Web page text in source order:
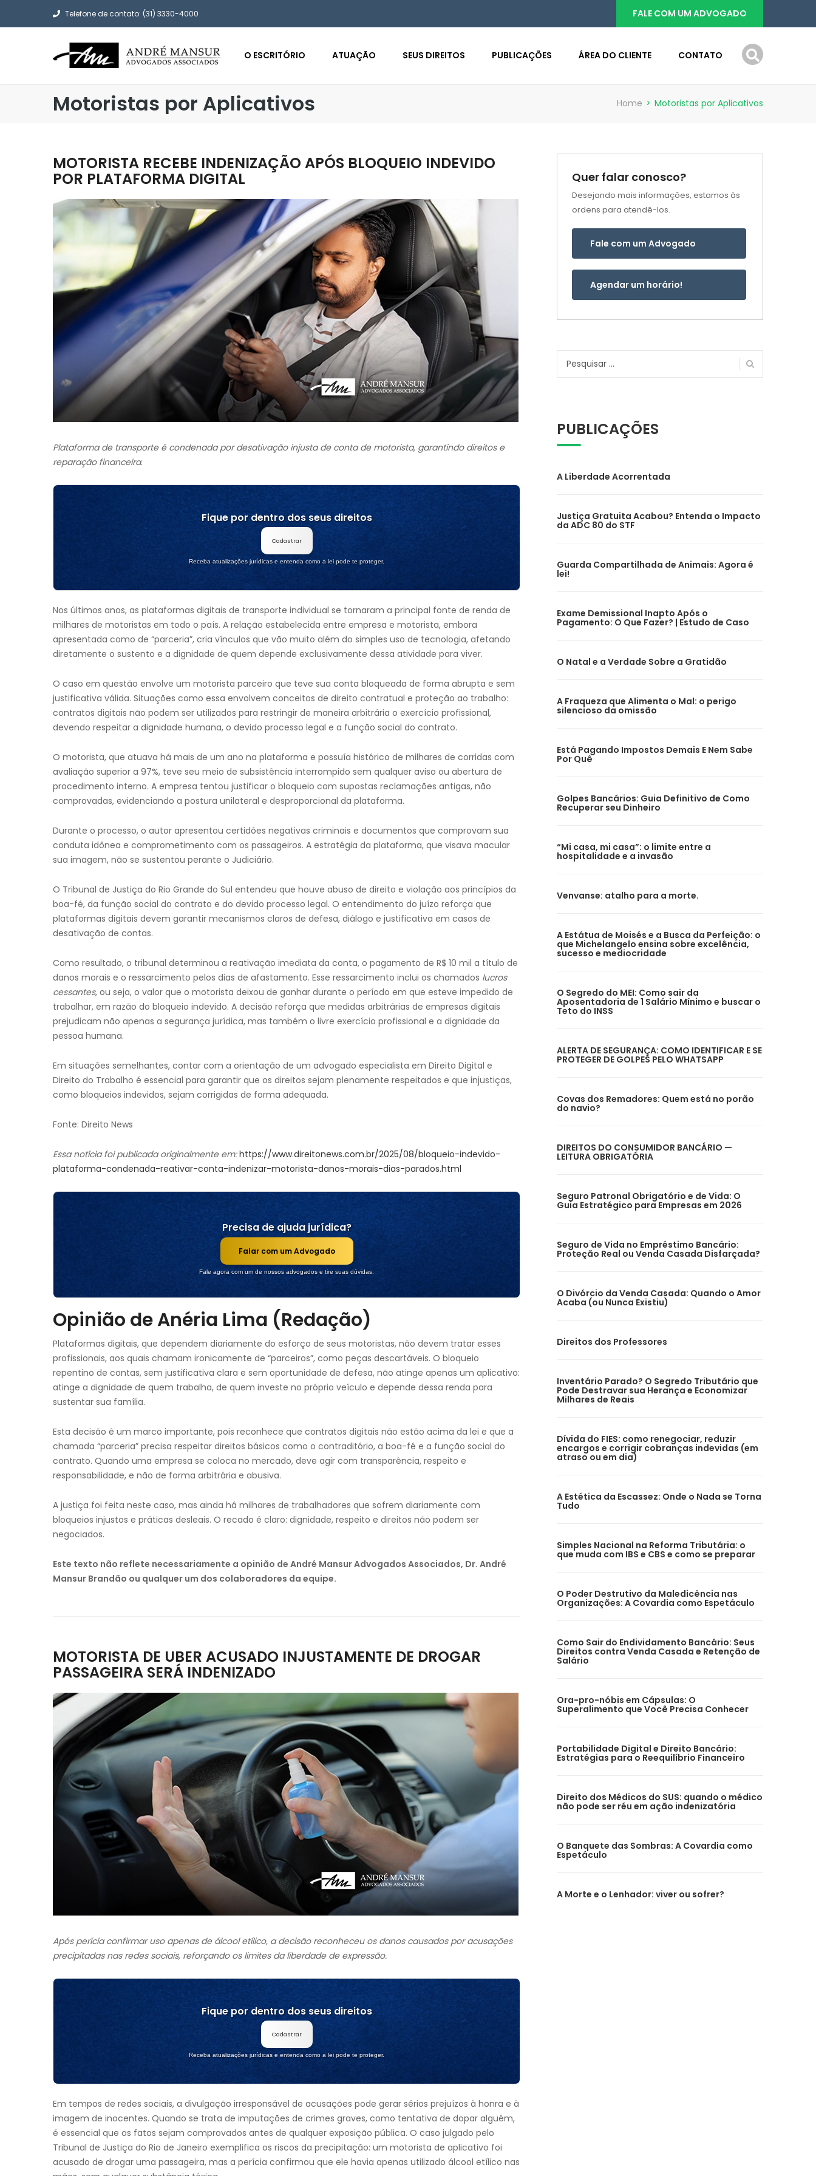
Telefone de contato: (31) 3330-4000 FALE COM UM ADVOGADO
O ESCRITÓRIO ATUAÇÃO SEUS DIREITOS PUBLICAÇÕES ÁREA DO CLIENTE CONTATO
Motoristas por Aplicativos Home > Motoristas por Aplicativos
MOTORISTA RECEBE INDENIZAÇÃO APÓS BLOQUEIO INDEVIDO
POR PLATAFORMA DIGITAL
Plataforma de transporte é condenada por desativação injusta de conta de motorista, garantindo direitos e
reparação financeira.
Fique por dentro dos seus direitos
Cadastrar
Receba atualizações jurídicas e entenda como a lei pode te proteger.
Nos últimos anos, as plataformas digitais de transporte individual se tornaram a principal fonte de renda de
milhares de motoristas em todo o país. A relação estabelecida entre empresa e motorista, embora
apresentada como de “parceria”, cria vínculos que vão muito além do simples uso de tecnologia, afetando
diretamente o sustento e a dignidade de quem depende exclusivamente dessa atividade para viver.
O caso em questão envolve um motorista parceiro que teve sua conta bloqueada de forma abrupta e sem
justificativa válida. Situações como essa envolvem conceitos de direito contratual e proteção ao trabalho:
contratos digitais não podem ser utilizados para restringir de maneira arbitrária o exercício profissional,
devendo respeitar a dignidade humana, o devido processo legal e a função social do contrato.
O motorista, que atuava há mais de um ano na plataforma e possuía histórico de milhares de corridas com
avaliação superior a 97%, teve seu meio de subsistência interrompido sem qualquer aviso ou abertura de
procedimento interno. A empresa tentou justificar o bloqueio com supostas reclamações antigas, não
comprovadas, evidenciando a postura unilateral e desproporcional da plataforma.
Durante o processo, o autor apresentou certidões negativas criminais e documentos que comprovam sua
conduta idônea e comprometimento com os passageiros. A estratégia da plataforma, que visava macular
sua imagem, não se sustentou perante o Judiciário.
O Tribunal de Justiça do Rio Grande do Sul entendeu que houve abuso de direito e violação aos princípios da
boa-fé, da função social do contrato e do devido processo legal. O entendimento do juízo reforça que
plataformas digitais devem garantir mecanismos claros de defesa, diálogo e justificativa em casos de
desativação de contas.
Como resultado, o tribunal determinou a reativação imediata da conta, o pagamento de R$ 10 mil a título de
danos morais e o ressarcimento pelos dias de afastamento. Esse ressarcimento inclui os chamados lucros
cessantes, ou seja, o valor que o motorista deixou de ganhar durante o período em que esteve impedido de
trabalhar, em razão do bloqueio indevido. A decisão reforça que medidas arbitrárias de empresas digitais
prejudicam não apenas a segurança jurídica, mas também o livre exercício profissional e a dignidade da
pessoa humana.
Em situações semelhantes, contar com a orientação de um advogado especialista em Direito Digital e
Direito do Trabalho é essencial para garantir que os direitos sejam plenamente respeitados e que injustiças,
como bloqueios indevidos, sejam corrigidas de forma adequada.
Fonte: Direito News
Essa notícia foi publicada originalmente em: https://www.direitonews.com.br/2025/08/bloqueio-indevido-
plataforma-condenada-reativar-conta-indenizar-motorista-danos-morais-dias-parados.html
Precisa de ajuda jurídica?
Falar com um Advogado
Fale agora com um de nossos advogados e tire suas dúvidas.
Opinião de Anéria Lima (Redação)
Plataformas digitais, que dependem diariamente do esforço de seus motoristas, não devem tratar esses
profissionais, aos quais chamam ironicamente de “parceiros”, como peças descartáveis. O bloqueio
repentino de contas, sem justificativa clara e sem oportunidade de defesa, não atinge apenas um aplicativo:
atinge a dignidade de quem trabalha, de quem investe no próprio veículo e depende dessa renda para
sustentar sua família.
Esta decisão é um marco importante, pois reconhece que contratos digitais não estão acima da lei e que a
chamada “parceria” precisa respeitar direitos básicos como o contraditório, a boa-fé e a função social do
contrato. Quando uma empresa se coloca no mercado, deve agir com transparência, respeito e
responsabilidade, e não de forma arbitrária e abusiva.
A justiça foi feita neste caso, mas ainda há milhares de trabalhadores que sofrem diariamente com
bloqueios injustos e práticas desleais. O recado é claro: dignidade, respeito e direitos não podem ser
negociados.
Este texto não reflete necessariamente a opinião de André Mansur Advogados Associados, Dr. André
Mansur Brandão ou qualquer um dos colaboradores da equipe.
MOTORISTA DE UBER ACUSADO INJUSTAMENTE DE DROGAR
PASSAGEIRA SERÁ INDENIZADO
Após perícia confirmar uso apenas de álcool etílico, a decisão reconheceu os danos causados por acusações
precipitadas nas redes sociais, reforçando os limites da liberdade de expressão.
Fique por dentro dos seus direitos
Cadastrar
Receba atualizações jurídicas e entenda como a lei pode te proteger.
Em tempos de redes sociais, a divulgação irresponsável de acusações pode gerar sérios prejuízos à honra e à
imagem de inocentes. Quando se trata de imputações de crimes graves, como tentativa de dopar alguém,
é essencial que os fatos sejam comprovados antes de qualquer exposição pública. O caso julgado pelo
Tribunal de Justiça do Rio de Janeiro exemplifica os riscos da precipitação: um motorista de aplicativo foi
acusado de drogar uma passageira, mas a perícia confirmou que ele havia apenas utilizado álcool etílico nas
Quer falar conosco?
Desejando mais informações, estamos às
ordens para atendê-los.
Fale com um Advogado
Agendar um horário!
Pesquisar
PUBLICAÇÕES
A Liberdade Acorrentada
Justiça Gratuita Acabou? Entenda o Impacto
da ADC 80 do STF
Guarda Compartilhada de Animais: Agora é
lei!
Exame Demissional Inapto Após o
Pagamento: O Que Fazer? | Estudo de Caso
O Natal e a Verdade Sobre a Gratidão
A Fraqueza que Alimenta o Mal: o perigo
silencioso da omissão
Está Pagando Impostos Demais E Nem Sabe
Por Quê
Golpes Bancários: Guia Definitivo de Como
Recuperar seu Dinheiro
“Mi casa, mi casa”: o limite entre a
hospitalidade e a invasão
Venvanse: atalho para a morte.
A Estátua de Moisés e a Busca da Perfeição: o
que Michelangelo ensina sobre excelência,
sucesso e mediocridade
O Segredo do MEI: Como sair da
Aposentadoria de 1 Salário Mínimo e buscar o
Teto do INSS
ALERTA DE SEGURANÇA: COMO IDENTIFICAR E SE
PROTEGER DE GOLPES PELO WHATSAPP
Covas dos Remadores: Quem está no porão
do navio?
DIREITOS DO CONSUMIDOR BANCÁRIO —
LEITURA OBRIGATÓRIA
Seguro Patronal Obrigatório e de Vida: O
Guia Estratégico para Empresas em 2026
Seguro de Vida no Empréstimo Bancário:
Proteção Real ou Venda Casada Disfarçada?
O Divórcio da Venda Casada: Quando o Amor
Acaba (ou Nunca Existiu)
Direitos dos Professores
Inventário Parado? O Segredo Tributário que
Pode Destravar sua Herança e Economizar
Milhares de Reais
Dívida do FIES: como renegociar, reduzir
encargos e corrigir cobranças indevidas (em
atraso ou em dia)
A Estética da Escassez: Onde o Nada se Torna
Tudo
Simples Nacional na Reforma Tributária: o
que muda com IBS e CBS e como se preparar
O Poder Destrutivo da Maledicência nas
Organizações: A Covardia como Espetáculo
Como Sair do Endividamento Bancário: Seus
Direitos contra Venda Casada e Retenção de
Salário
Ora-pro-nóbis em Cápsulas: O
Superalimento que Você Precisa Conhecer
Portabilidade Digital e Direito Bancário:
Estratégias para o Reequilíbrio Financeiro
Direito dos Médicos do SUS: quando o médico
não pode ser réu em ação indenizatória
O Banquete das Sombras: A Covardia como
Espetáculo
A Morte e o Lenhador: viver ou sofrer?